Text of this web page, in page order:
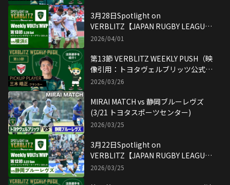
3月28日Spotlight on
VERBLITZ【JAPAN RUGBY LEAGUE
ONE】映像引用：トヨタヴェルブリッ
2026/04/01
第13節 VERBLITZ WEEKLY PUSH（映
像引用：トヨタヴェルブリッツ公式
YouTubeチャンネル）
2026/03/26
MIRAI MATCH vs 静岡ブルーレヴズ
(3/21 トヨタスポーツセンター)
2026/03/25
3月22日Spotlight on
VERBLITZ【JAPAN RUGBY LEAGUE
ONE】映像引用：トヨタヴェルブリッ
2026/03/25